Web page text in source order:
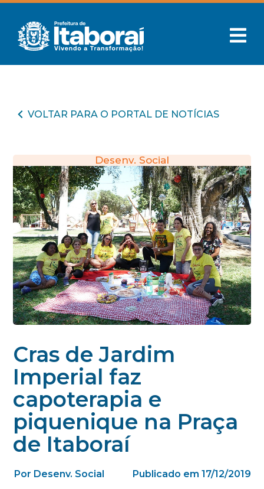
VOLTAR PARA O PORTAL DE NOTÍCIAS
Desenv. Social
Cras de Jardim
Imperial faz
capoterapia e
piquenique na Praça
de Itaboraí
Por Desenv. Social Publicado em 17/12/2019